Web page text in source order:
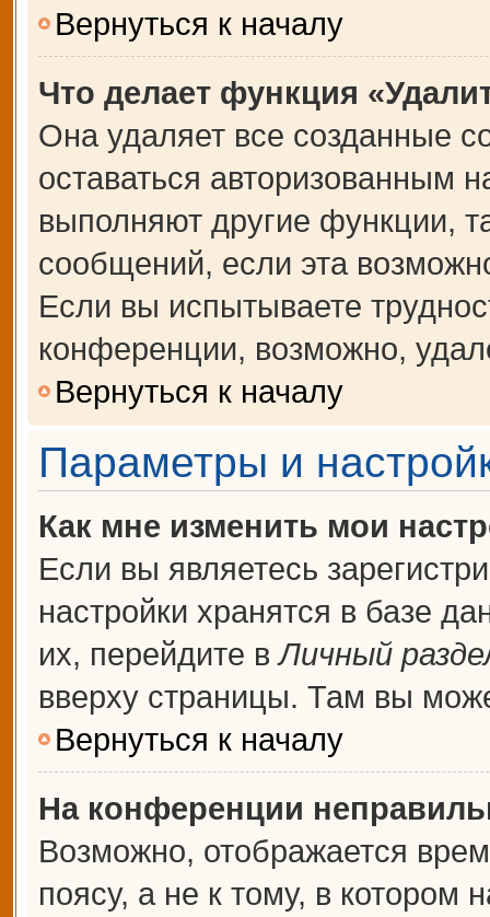
Вернуться к началу
Что делает функция
Она удаляет все созданные
оставаться авторизованным
выполняют другие функции,
сообщений, если эта
Если вы испытываете
конференции, возможно,
Вернуться к началу
Параметры и
Как мне изменить мои
Если вы являетесь
настройки хранятся в базе
их, перейдите вЛичный
вверху страницы. Там вы
Вернуться к началу
На конференции
Возможно, отображается
поясу, а не к тому, в котором